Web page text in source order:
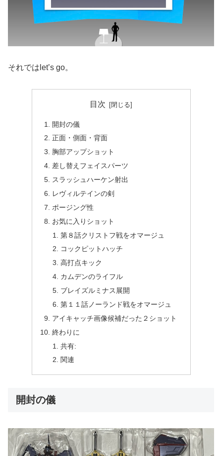
それではlet’s go。
目次
開封の儀
正面・側面・背面
胸部アップショット
差し替えフェイスパーツ
スラッシュハーケン射出
レヴィルテインの剣
ポージング性
お気に入りショット
第８話クリストフ戦をオマージュ
コックピットハッチ
高打点キック
カムデンのライフル
ブレイズルミナス展開
第１１話ノーランド戦をオマージュ
アイキャッチ画像候補だった２ショット
終わりに
共有:
関連
開封の儀